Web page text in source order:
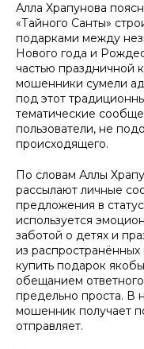
Алла Храпунова
«Тайного Санты»
подарками между
Нового года и
частью праздничной
мошенники сумели
под этот
тематические
пользователи, не
происходящего.
По словам Аллы
рассылают личные
предложения в
используется
заботой о детях и
из
купить подарок
обещанием
предельно проста. В
мошенник получает
отправляет.